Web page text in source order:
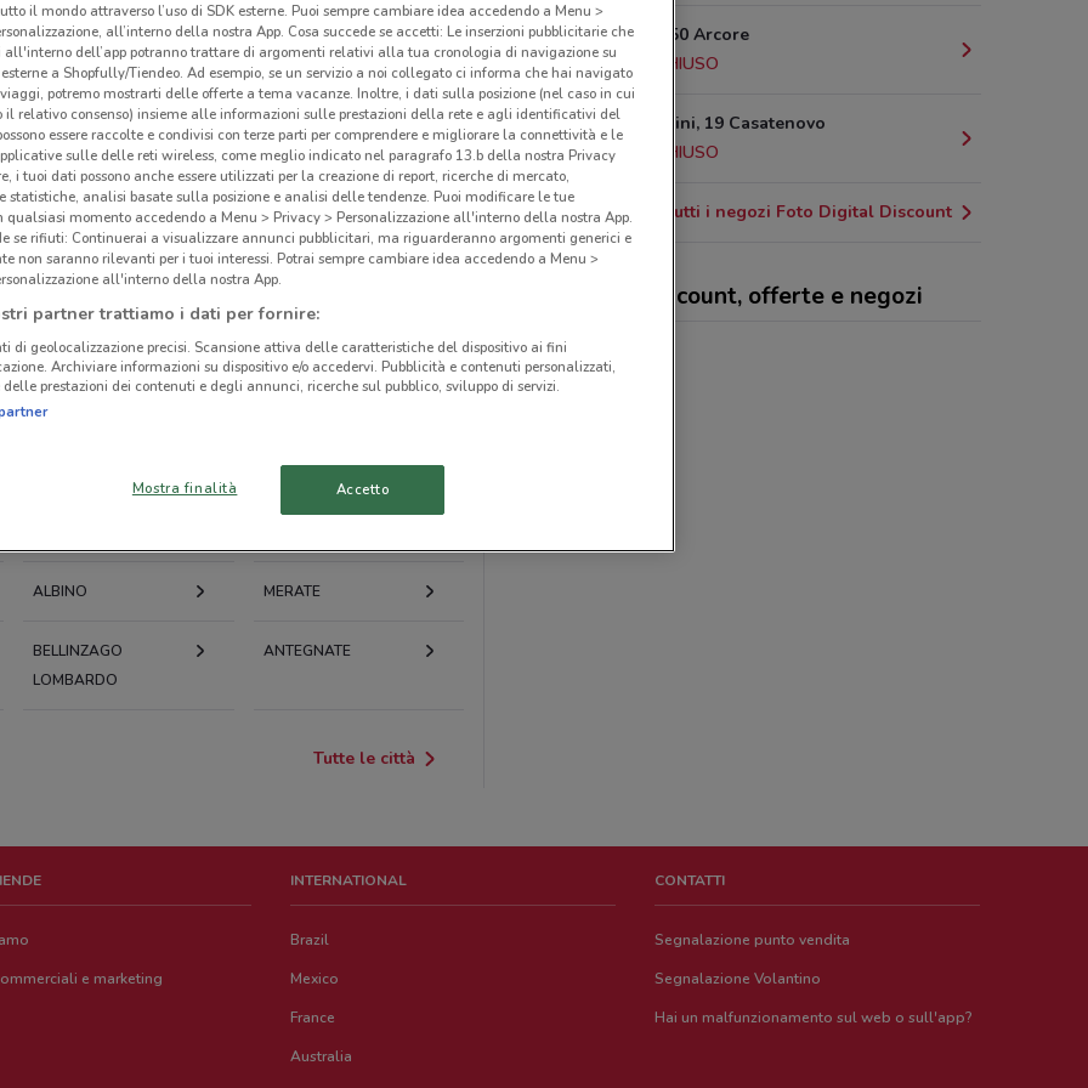
CURNO
ALBINO MERATE
BELLINZAGO
LOMBARDO
ANTEGNATE
Tutte le città
Via Gilera, 50 Arcore
25.2 km
CHIUSO
Piazza Mazzini, 19 Casatenovo
26.9 km
CHIUSO
Tutti i negozi Foto Digital Discount
Foto Digital Discount, offerte e negozi
Foto Digital Discount
e marketing
INTERNATIONAL
Brazil
Mexico
France
Australia
CONTATTI
Segnalazione punto vendita
Segnalazione Volantino
Hai un malfunzionamento sul web o sull'app?
il mondo attraverso l’uso di SDK esterne. Puoi sempre cambiare idea accedendo a Menu >
all’interno della nostra App. Cosa succede se accetti: Le inserzioni pubblicitarie che
all'interno dell’app potranno trattare di argomenti relativi alla tua cronologia di navigazione su
a Shopfully/Tiendeo. Ad esempio, se un servizio a noi collegato ci informa che hai navigato
potremo mostrarti delle offerte a tema vacanze. Inoltre, i dati sulla posizione (nel caso in cui
il relativo consenso) insieme alle informazioni sulle prestazioni della rete e agli identificativi del
essere raccolte e condivisi con terze parti per comprendere e migliorare la connettività e le
sulle delle reti wireless, come meglio indicato nel paragrafo 13.b della nostra Privacy
i tuoi dati possono anche essere utilizzati per la creazione di report, ricerche di mercato,
statistiche, analisi basate sulla posizione e analisi delle tendenze. Puoi modificare le tue
qualsiasi momento accedendo a Menu > Privacy > Personalizzazione all'interno della nostra App.
se rifiuti: Continuerai a visualizzare annunci pubblicitari, ma riguarderanno argomenti generici e
non saranno rilevanti per i tuoi interessi. Potrai sempre cambiare idea accedendo a Menu >
all'interno della nostra App.
partner trattiamo i dati per fornire:
di geolocalizzazione precisi. Scansione attiva delle caratteristiche del dispositivo ai fini
Archiviare informazioni su dispositivo e/o accedervi. Pubblicità e contenuti personalizzati,
prestazioni dei contenuti e degli annunci, ricerche sul pubblico, sviluppo di servizi.
Mostra finalità Accetto